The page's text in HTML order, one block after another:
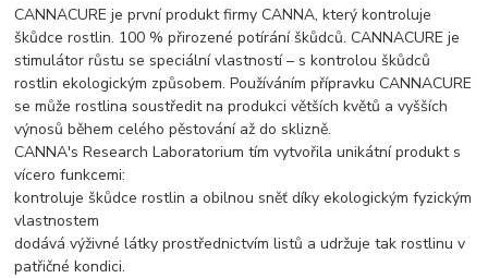
CANNACURE je první produkt firmy CANNA, který kontroluje
škůdce rostlin. 100 % přirozené potírání škůdců. CANNACURE je
stimulátor růstu se speciální vlastností – s kontrolou škůdců
rostlin ekologickým způsobem. Používáním přípravku CANNACURE
se může rostlina soustředit na produkci větších květů a vyšších
výnosů během celého pěstování až do sklizně.
CANNA's Research Laboratorium tím vytvořila unikátní produkt s
vícero funkcemi:
kontroluje škůdce rostlin a obilnou sněť díky ekologickým fyzickým
vlastnostem
dodává výživné látky prostřednictvím listů a udržuje tak rostlinu v
patřičné kondici.